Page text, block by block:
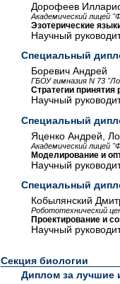
Дорофеев
Академический лицей
Эзотерические
Научный
Специальный
Боревич Андрей
ГБОУ гимназия N 73
Стратегии принятия
Научный
Специальный
Яценко Андрей,
Академический лицей
Моделирование и
Научный
Специальный
Кобылянский
Робототехнический
Проектирование и
Научный
Секция биологии
Диплом за лучшие